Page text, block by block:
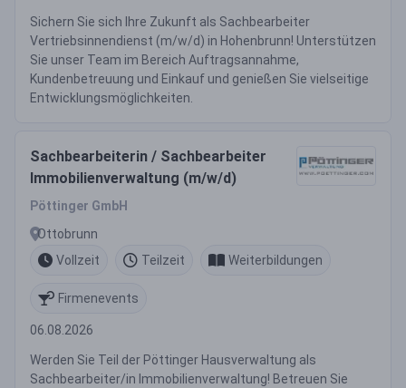
Sichern Sie sich Ihre Zukunft als Sachbearbeiter
Vertriebsinnendienst (m/w/d) in Hohenbrunn! Unterstützen
Sie unser Team im Bereich Auftragsannahme,
Kundenbetreuung und Einkauf und genießen Sie vielseitige
Entwicklungsmöglichkeiten.
Sachbearbeiterin / Sachbearbeiter
Immobilienverwaltung (m/w/d)
Pöttinger GmbH
Ottobrunn
Vollzeit
Teilzeit Weiterbildungen
Firmenevents
06.08.2026
Werden Sie Teil der Pöttinger Hausverwaltung als
Sachbearbeiter/in Immobilienverwaltung! Betreuen Sie